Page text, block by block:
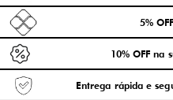
5%
10% OFF na
Entrega rápida e